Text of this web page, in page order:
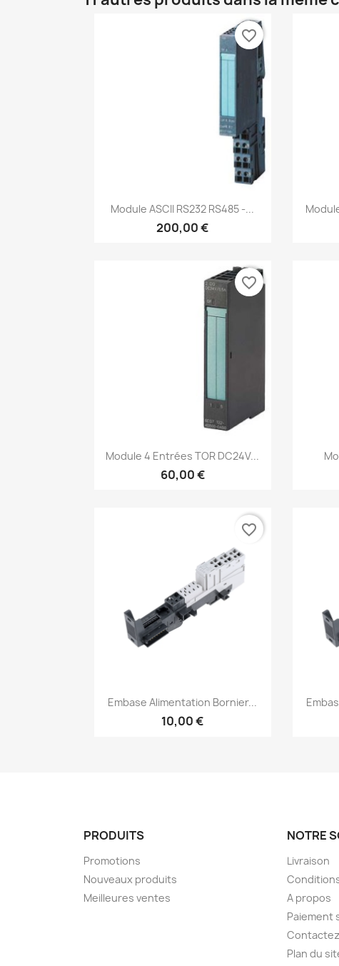
Aperçu rapide
Module ASCII RS232 RS485 -...
200,00 €
favorite_border
 Aperçu rapide
Module 4 Entrées TOR DC24V...
60,00 €
favorite_border
Aperçu rapide
Embase Alimentation Bornier...
10,00 €
favorite_border
PRODUITS
Promotions
Nouveaux produits
Meilleures ventes
NOTRE
Livraison
A propos
Paiement
Plan du